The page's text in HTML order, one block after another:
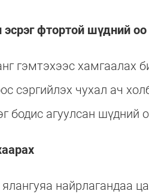
фтортой шүдний оо
гэмтэхээс хамгаалах
сэргийлэх чухал ач
бодис агуулсан шүдний
найрлагандаа